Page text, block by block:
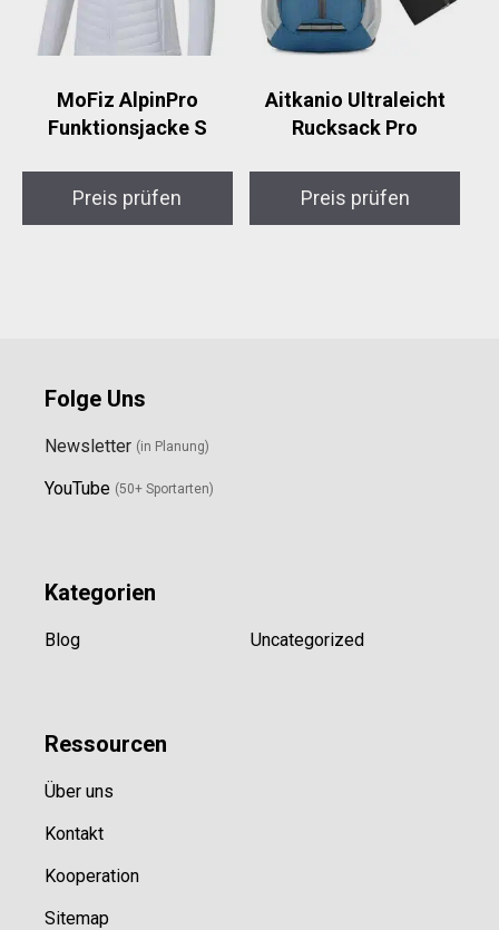
MoFiz AlpinPro
Funktionsjacke S
Preis prüfen
Aitkanio Ultraleicht
Rucksack Pro
Preis prüfen
Folge Uns
Newsletter (in Planung)
YouTube (50+ Sportarten)
Kategorien
Blog Uncategorized
Ressourcen
Über uns
Kontakt
Kooperation
Sitemap